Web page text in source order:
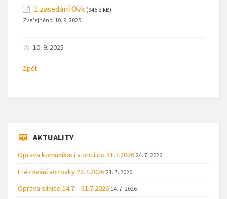
1.zasedání Ovk (946.3 kB)
Zveřejněno: 10. 9. 2025
10. 9. 2025
Zpět
AKTUALITY
Oprava komunikací v obci do 31.7.2026 24. 7. 2026
Frézování vozovky 22.7.2026 21. 7. 2026
Oprava silnice 14.7. - 31.7.2026 14. 7. 2026